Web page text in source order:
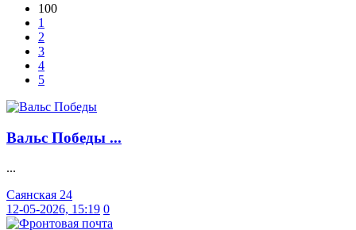
100
1
2
3
4
5
Вальс Победы ...
...
Саянская 24
12-05-2026, 15:19 0